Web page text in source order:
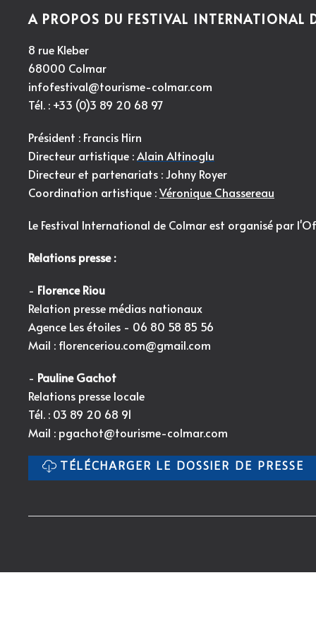
A PROPOS DU FESTIVAL INTERNATIONAL
8 rue Kleber
68000 Colmar
infofestival@tourisme-colmar.com
Tél. : +33 (0)3 89 20 68 97
Président : Francis Hirn
Directeur artistique :Alain Altinoglu
Directeur et partenariats : Johny Royer
Coordination artistique :Véronique Chassereau
Le Festival International de Colmar est organisé par l'
Relations presse :
- Florence Riou
Relation presse médias nationaux
Agence Les étoiles - 06 80 58 85 56
Mail : florenceriou.com@gmail.com
- Pauline Gachot
Relations presse locale
Tél. : 03 89 20 68 91
Mail : pgachot@tourisme-colmar.com
TÉLÉCHARGER LE DOSSIER DE PRESSE